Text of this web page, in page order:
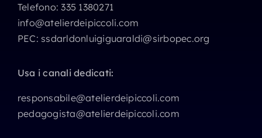
Telefono:335 1380271
info@atelierdeipiccoli.com
PEC: ssdarldonluigiguaraldi@sirbopec.org
Usa i canali dedicati:
responsabile@atelierdeipiccoli.com
pedagogista@atelierdeipiccoli.com